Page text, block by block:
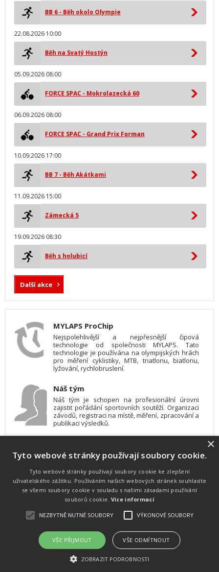
BB 6 - Běh okolo Olympie
22.08.2026 10:00
Běh na Svatý Hostýn
05.09.2026 08:00
FORCE SPAC - Mokrolazecká 60
06.09.2026 08:00
FORCE SPAC - Grand Prix Forman
10.09.2026 17:00
BB 7 - Běh Akátkami
11.09.2026 15:00
Zámecká 5
19.09.2026 08:30
Běh s holubicí
Další akce
MYLAPS ProChip
Nejspolehlivější a nejpřesnější čipová
technologie od společnosti MYLAPS. Tato
technologie je používána na olympijských hrách
pro měření cyklistiky, MTB, triatlonu, biatlonu,
lyžování, rychlobruslení.
Náš tým
Náš tým je schopen na profesionální úrovni
zajistit pořádání sportovních soutěží. Organizaci
závodů, registraci na místě, měření, zpracování a
publikaci výsledků.
Pro měření, zpracování a publikaci výsledků
používáme software vyvinutý na zakázku. Lze
online publikovat výsledky komentátorovi na
obrazovky a s nepatrným zpožděním na
webových stránkách.
souhlasu zakázáno.
Zabýváme se časomírou, výsledkovým servisem na různých malých i velkých sportovních
akcích a také přímo pořádáním sportovních akcí.
×
Tyto webové stránky používají soubory cookie.
Tyto webové stránky používají soubory cookie ke zlepšení
uživatelského zážitku. Používáním našich webových stránek souhlasíte
se všemi soubory cookie v souladu s našimi zásadami používání
souborů cookie. Více informací
NEZBYTNĚ NUTNÉ SOUBORY VÝKONOVÉ SOUBORY
VŠE PŘIJMOUT VŠE ODMÍTNOUT
ZOBRAZIT PODROBNOSTI